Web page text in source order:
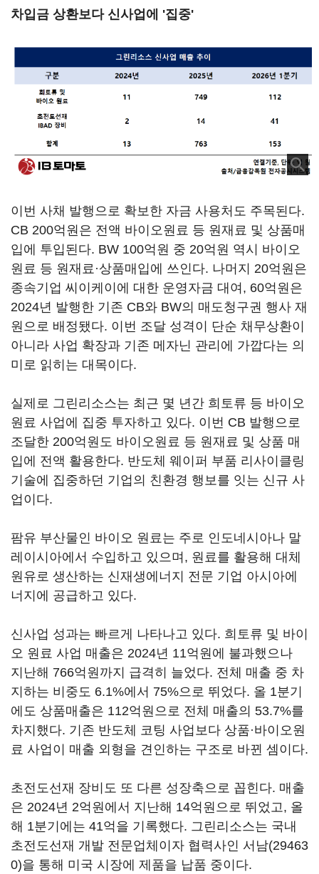
차입금 상환보다 신사업에 '집중'
이번 사채 발행으로 확보한 자금 사용처도 주목된다.
CB 200억원은 전액 바이오원료 등 원재료 및 상품매
입에 투입된다. BW 100억원 중 20억원 역시 바이오
원료 등 원재료·상품매입에 쓰인다. 나머지 20억원은
종속기업 씨이케이에 대한 운영자금 대여, 60억원은
2024년 발행한 기존 CB와 BW의 매도청구권 행사 재
원으로 배정됐다. 이번 조달 성격이 단순 채무상환이
아니라 사업 확장과 기존 메자닌 관리에 가깝다는 의
미로 읽히는 대목이다.
실제로 그린리소스는 최근 몇 년간 희토류 등 바이오
원료 사업에 집중 투자하고 있다. 이번 CB 발행으로
조달한 200억원도 바이오원료 등 원재료 및 상품 매
입에 전액 활용한다. 반도체 웨이퍼 부품 리사이클링
기술에 집중하던 기업의 친환경 행보를 잇는 신규 사
업이다.
팜유 부산물인 바이오 원료는 주로 인도네시아나 말
레이시아에서 수입하고 있으며, 원료를 활용해 대체
원유로 생산하는 신재생에너지 전문 기업 아시아에
너지에 공급하고 있다.
신사업 성과는 빠르게 나타나고 있다. 희토류 및 바이
오 원료 사업 매출은 2024년 11억원에 불과했으나
지난해 766억원까지 급격히 늘었다. 전체 매출 중 차
지하는 비중도 6.1%에서 75%으로 뛰었다. 올 1분기
에도 상품매출은 112억원으로 전체 매출의 53.7%를
차지했다. 기존 반도체 코팅 사업보다 상품·바이오원
료 사업이 매출 외형을 견인하는 구조로 바뀐 셈이다.
초전도선재 장비도 또 다른 성장축으로 꼽힌다. 매출
은 2024년 2억원에서 지난해 14억원으로 뛰었고, 올
해 1분기에는 41억을 기록했다. 그린리소스는 국내
초전도선재 개발 전문업체이자 협력사인 서남(29463
0)을 통해 미국 시장에 제품을 납품 중이다.